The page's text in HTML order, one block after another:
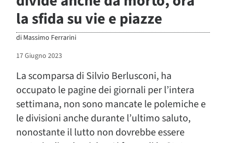
la sfida su vie e piazze
di Massimo Ferrarini
17 Giugno 2023
La scomparsa di Silvio Berlusconi, ha
occupato le pagine dei giornali per l’intera
settimana, non sono mancate le polemiche e
le divisioni anche durante l’ultimo saluto,
nonostante il lutto non dovrebbe essere